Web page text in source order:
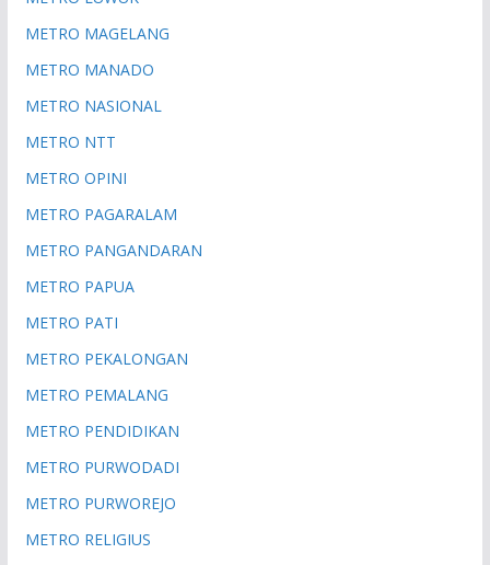
METRO MAGELANG
METRO MANADO
METRO NASIONAL
METRO NTT
METRO OPINI
METRO PAGARALAM
METRO PANGANDARAN
METRO PAPUA
METRO PATI
METRO PEKALONGAN
METRO PEMALANG
METRO PENDIDIKAN
METRO PURWODADI
METRO PURWOREJO
METRO RELIGIUS